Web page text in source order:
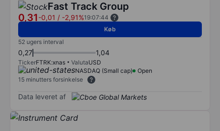
Fast Track Group
0,31-0,01 / -2,91%19:07:44
Køb
52 ugers interval
0,27 1,04
TickerFTRK:xnas ValutaUSD
NASDAQ (Small cap)
Open
15 minutters forsinkelse
Data leveret af